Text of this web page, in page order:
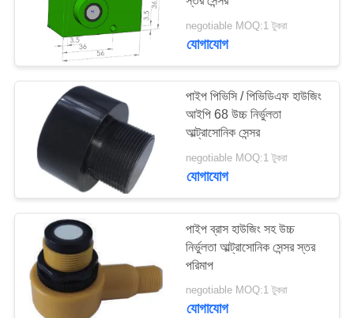
PRIVACY
POLICY
অতিস্বনক স্তর সেন্সর
পিজেডটি পাউডার
negotiable MOQ:1 টুকরা
যোগাযোগ
পাইপ পিভিসি / পিভিডিএফ হাউজিং
আইপি 68 উচ্চ নির্ভুলতা
আল্ট্রাসোনিক সেন্সর
negotiable MOQ:1 টুকরা
যোগাযোগ
পাইপ ব্রাস হাউজিং সহ উচ্চ
নির্ভুলতা আল্ট্রাসোনিক সেন্সর স্তর
পরিমাপ
negotiable MOQ:1 টুকরা
যোগাযোগ